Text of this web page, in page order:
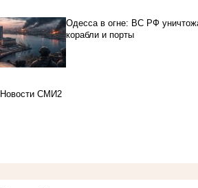
Одесса в огне: ВС РФ
корабли и порты
Новости СМИ2